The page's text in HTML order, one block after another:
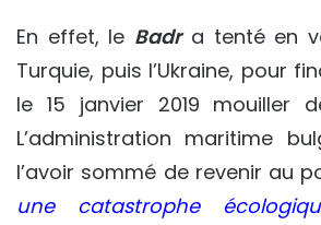
En effet, le Badra tenté en
Turquie, puis l’Ukraine, pour
le 15 janvier 2019 mouiller
L’administration maritime
l’avoir sommé de revenir au
une catastrophe